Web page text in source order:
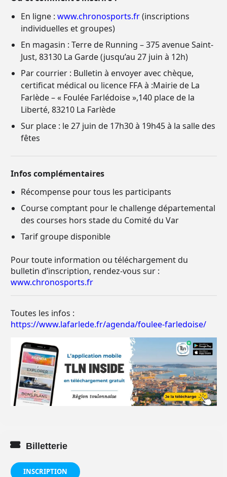
En ligne : www.chronosports.fr(inscriptions
individuelles et groupes)
En magasin : Terre de Running – 375 avenue Saint-
Just, 83130 La Garde (jusqu’au 27 juin à 12h)
Par courrier : Bulletin à envoyer avec chèque,
certificat médical ou licence FFA à :Mairie de La
Farlède – « Foulée Farlédoise »,140 place de la
Liberté, 83210 La Farlède
Sur place : le 27 juin de 17h30 à 19h45 à la salle des
fêtes
Infos complémentaires
Récompense pour tous les participants
Course comptant pour le challenge départemental
des courses hors stade du Comité du Var
Tarif groupe disponible
Pour toute information ou téléchargement du
bulletin d’inscription, rendez-vous sur :
www.chronosports.fr
Toutes les infos :
https://www.lafarlede.fr/agenda/foulee-farledoise/
Billetterie
INSCRIPTION